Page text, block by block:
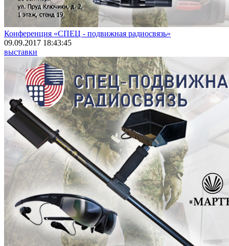
Конференция «СПЕЦ - подвижная радиосвязь»
09.09.2017 18:43:45
выставки